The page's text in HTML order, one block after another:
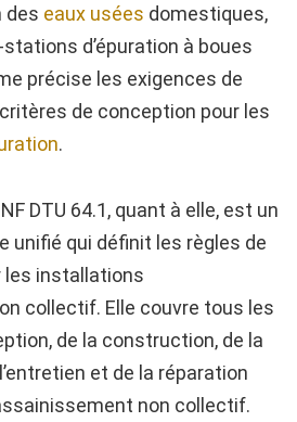
des eaux usées domestiques,
d’épuration à boues
précise les exigences de
de conception pour les
.
DTU 64.1, quant à elle, est un
unifié qui définit les règles de
installations
collectif. Elle couvre tous les
de la construction, de la
et de la réparation
non collectif.